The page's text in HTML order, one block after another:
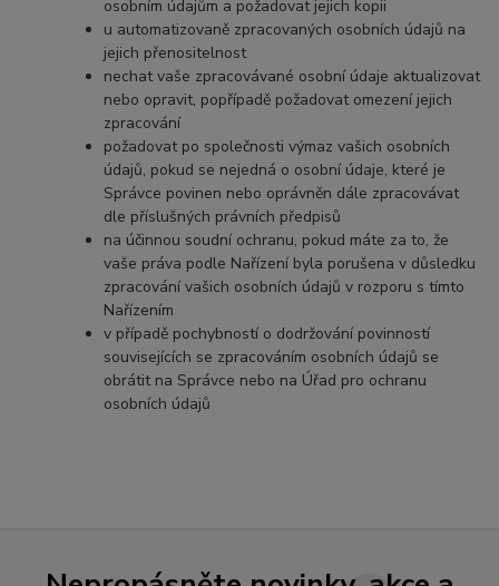
osobním údajům a požadovat jejich kopii
u automatizovaně zpracovaných osobních údajů na
jejich přenositelnost
nechat vaše zpracovávané osobní údaje aktualizovat
nebo opravit, popřípadě požadovat omezení jejich
zpracování
požadovat po společnosti výmaz vašich osobních
údajů, pokud se nejedná o osobní údaje, které je
Správce povinen nebo oprávněn dále zpracovávat
dle příslušných právních předpisů
na účinnou soudní ochranu, pokud máte za to, že
vaše práva podle Nařízení byla porušena v důsledku
zpracování vašich osobních údajů v rozporu s tímto
Nařízením
v případě pochybností o dodržování povinností
souvisejících se zpracováním osobních údajů se
obrátit na Správce nebo na Úřad pro ochranu
osobních údajů